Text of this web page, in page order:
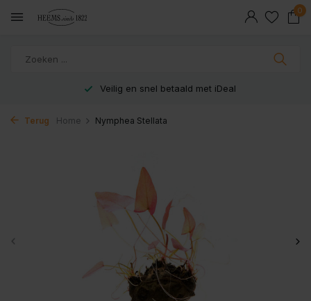
0
Veilig en snel betaald met iDeal
Terug Home Nymphea Stellata